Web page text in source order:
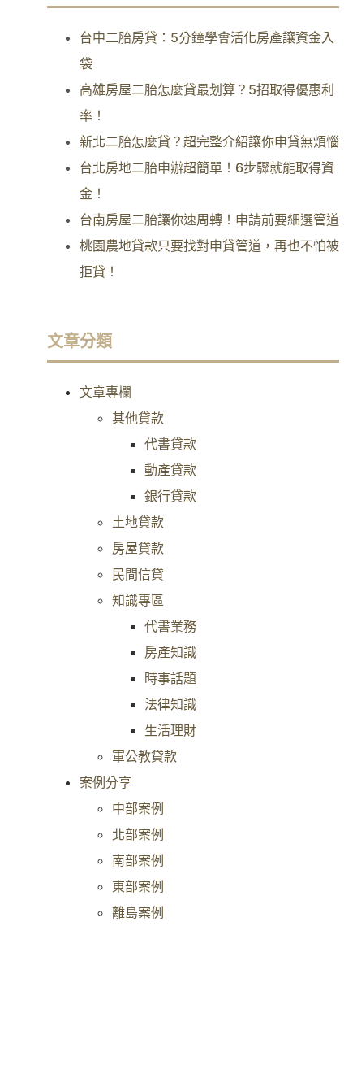
台中二胎房貸：5分鐘學會活化房產讓資金入
袋
高雄房屋二胎怎麼貸最划算？5招取得優惠利
率！
新北二胎怎麼貸？超完整介紹讓你申貸無煩惱
台北房地二胎申辦超簡單！6步驟就能取得資
金！
台南房屋二胎讓你速周轉！申請前要細選管道
桃園農地貸款只要找對申貸管道，再也不怕被
拒貸！
文章分類
文章專欄
其他貸款
代書貸款
動產貸款
銀行貸款
土地貸款
房屋貸款
民間信貸
知識專區
代書業務
房產知識
時事話題
法律知識
生活理財
軍公教貸款
案例分享
中部案例
北部案例
南部案例
東部案例
離島案例